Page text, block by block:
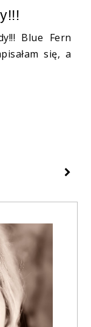
Blue Fern
się, a